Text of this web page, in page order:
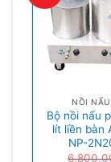
NỒI
Bộ nồi nấu
lít liền bàn
NP-